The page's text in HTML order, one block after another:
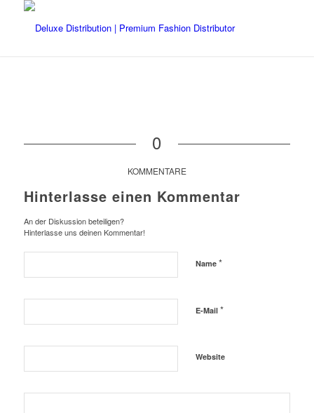
0
KOMMENTARE
Hinterlasse einen Kommentar
An der Diskussion beteiligen?
Hinterlasse uns deinen Kommentar!
Name *
E-Mail *
Website